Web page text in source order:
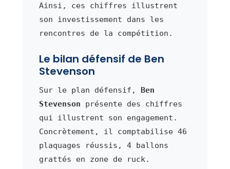
Ainsi, ces chiffres illustrent
son investissement dans les
rencontres de la compétition.
Le bilan défensif de Ben
Stevenson
Sur le plan défensif, Ben
Stevenson présente des chiffres
qui illustrent son engagement.
Concrètement, il comptabilise 46
plaquages réussis, 4 ballons
grattés en zone de ruck.